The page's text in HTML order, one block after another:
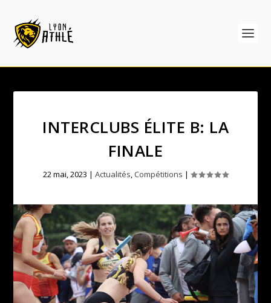
INTERCLUBS ÉLITE B: LA
FINALE
22 mai, 2023 | Actualités, Compétitions |